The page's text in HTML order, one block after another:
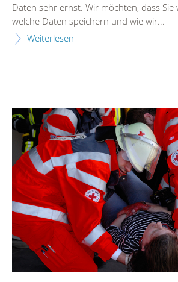
Daten sehr ernst. Wir möchten, dass Sie
welche Daten speichern und wie wir...
Weiterlesen